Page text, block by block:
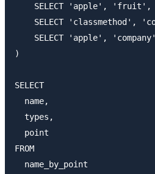
SELECT 'apple', 'fruit',
SELECT 'classmethod',
SELECT 'apple',
)
SELECT
  name,
  types,
  point
FROM